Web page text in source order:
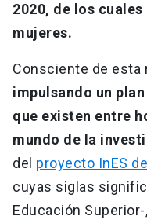
2020, de los
mujeres.
Consciente de esta
impulsando un
que existen entre
mundo de la
del proyecto InES
cuyas siglas
Educación